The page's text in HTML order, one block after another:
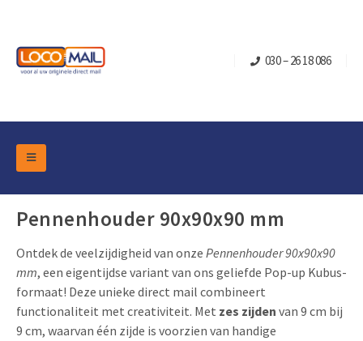
030 – 26 18 086
Pennenhouder 90x90x90 mm
Ontdek de veelzijdigheid van onze Pennenhouder 90x90x90
mm, een eigentijdse variant van ons geliefde Pop-up Kubus-
formaat! Deze unieke direct mail combineert
functionaliteit met creativiteit. Met zes zijden van 9 cm bij
9 cm, waarvan één zijde is voorzien van handige
DM Marketing Tools
Overzicht Categorieën
Pop-up Kubussen
Turning Card
Brievenbusdoosje +
Verpakkingen
Klepdoosjes
Retail Marketing
Vastgoedmarketing
Gelegenheden
Kerst- en Eindejaar